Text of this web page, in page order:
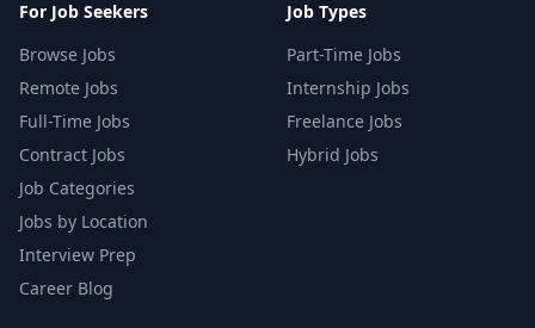
For Job Seekers
Browse Jobs
Remote Jobs
Full-Time Jobs
Contract Jobs
Job Categories
Jobs by Location
Interview Prep
Career Blog
Job Types
Part-Time Jobs
Internship Jobs
Freelance Jobs
Hybrid Jobs